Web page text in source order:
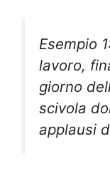
Esempio
lavoro,
giorno
scivola
applausi